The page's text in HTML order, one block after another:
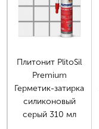
Плитонит PlitoSil
Premium
Герметик-затирка
силиконовый
серый 310 мл